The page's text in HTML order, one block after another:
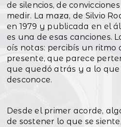
de silencios, de
medir. La maza, de Silvio
en 1979 y publicada en el
es una de esas canciones.
oís notas: percibís un ritmo
presente, que parece
que quedó atrás y a lo
desconoce.
Desde el primer acorde,
de sostener lo que se